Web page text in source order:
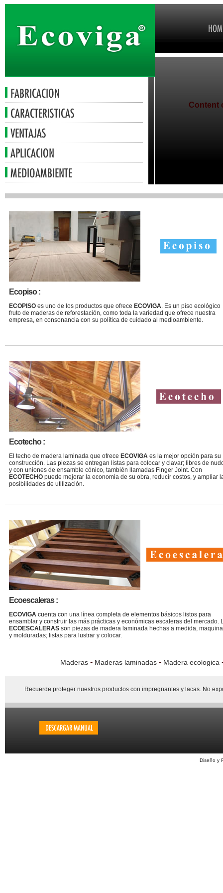
Content
Ecopiso :
ECOPISOes uno de los productos que ofrece ECOVIGA. Es un piso ecológico
fruto de maderas de reforestación, como toda la variedad que ofrece nuestra
empresa, en consonancia con su política de cuidado al medioambiente.
Ecotecho :
El techo de madera laminada que ofrece ECOVIGAes la mejor opción para su
construcción. Las piezas se entregan listas para colocar y clavar; libres de
y con uniones de ensamble cónico, también llamadas Finger Joint. Con
ECOTECHOpuede mejorar la economia de su obra, reducir costos, y ampliar
posibilidades de utilización.
Ecoescaleras :
ECOVIGAcuenta con una línea completa de elementos básicos listos para
ensamblar y construir las más prácticas y económicas escaleras del mercado.
ECOESCALERASson piezas de madera laminada hechas a medida,
y molduradas; listas para lustrar y colocar.
Maderas - Maderas laminadas - Madera ecologica
Recuerde proteger nuestros productos con impregnantes y lacas. No
Diseño y